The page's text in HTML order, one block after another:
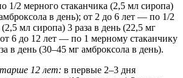
1/2 мерного стаканчика (2,5 мл сиропа)
в день); от 2 до 6 лет — по 1/2
мл сиропа) 3 раза в день (22,5 мг
6 до 12 лет — по 1 мерному стаканчику
в день (30–45 мг амброксола в день).
12 лет: в первые 2–3 дня